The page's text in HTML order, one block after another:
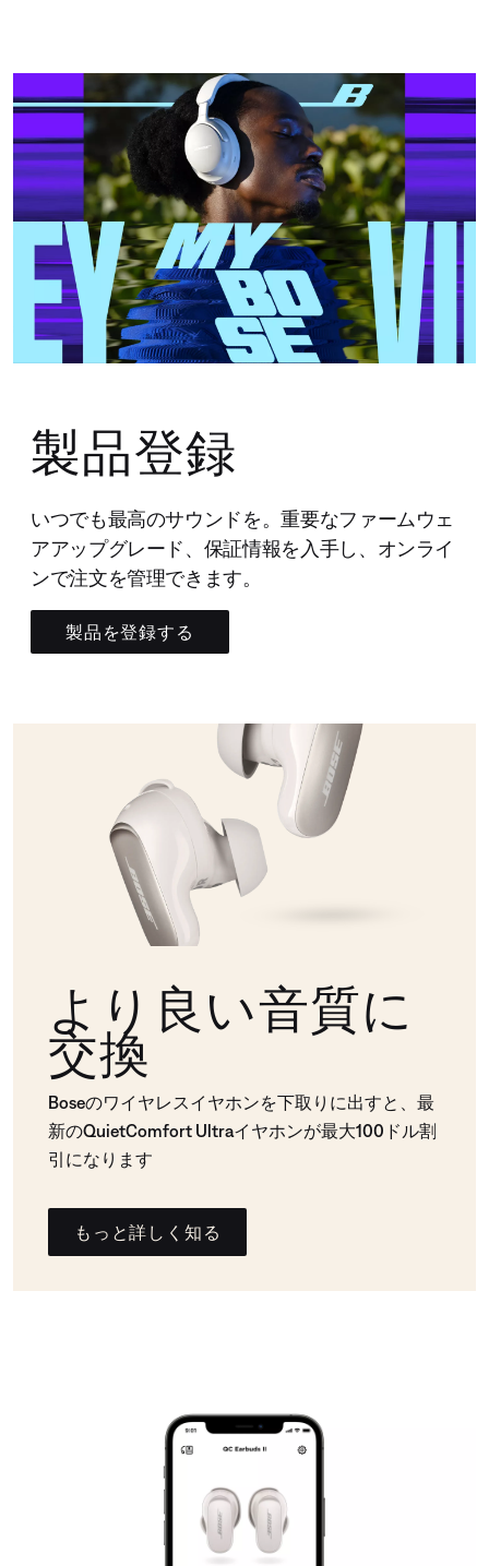
製品登録
いつでも最高のサウンドを。重要なファームウェ
アアップグレード、保証情報を入手し、オンライ
ンで注文を管理できます。
製品を登録する
より良い音質に
交換
Boseのワイヤレスイヤホンを下取りに出すと、最
新のQuietComfort Ultraイヤホンが最大100ドル割
引になります
もっと詳しく知る